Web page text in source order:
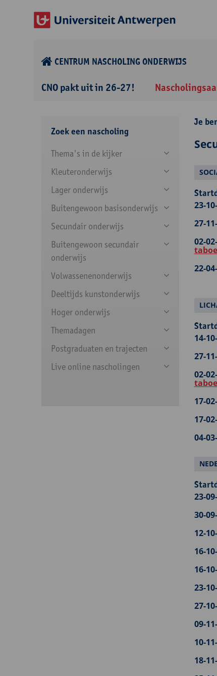
CENTRUM NASCHOLING ONDERWIJS
CNO pakt uit in 26-27!
Zoek een nascholing
Thema's in de kijker
Kleuteronderwijs
Lager onderwijs
Buitengewoon basisonderwijs
Secundair onderwijs
Buitengewoon secundair
onderwijs
Volwassenenonderwijs
Deeltijds kunstonderwijs
Hoger onderwijs
Themadagen
Postgraduaten en trajecten
Live online nascholingen
Je
23-
27-
02-
22-
14-
27-
02-
17-
17-
04-
23-
30-
12-
16-
16-
23-
27-
09-
10-
18-